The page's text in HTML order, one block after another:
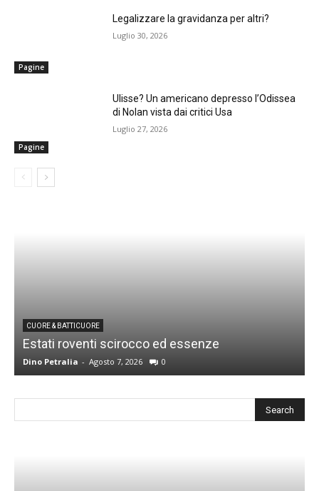
Pagine
Legalizzare la gravidanza per altri?
Luglio 30, 2026
Pagine
Ulisse? Un americano depresso l’Odissea
di Nolan vista dai critici Usa
Luglio 27, 2026
CUORE & BATTICUORE
Estati roventi scirocco ed essenze
Dino Petralia - Agosto 7, 2026 0